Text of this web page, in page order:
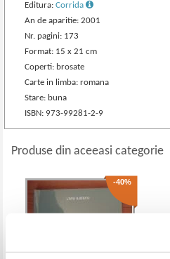
Editura:Corrida
An de aparitie: 2001
Nr. pagini: 173
Format: 15 x 21 cm
Coperti: brosate
Carte in limba: romana
Stare: buna
ISBN: 973-99281-2-9
Produse din aceeasi categorie
-40%